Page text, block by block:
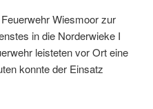
Wiesmoor zur
in die Norderwieke I
leisteten vor Ort eine
konnte der Einsatz